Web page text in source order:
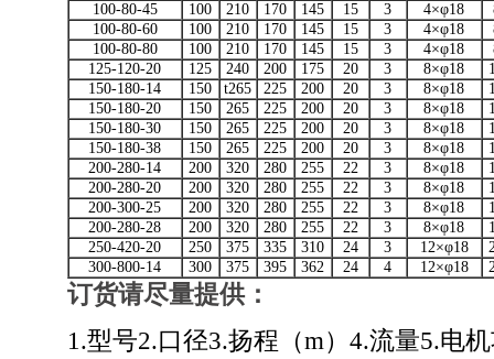
100-80-45
100 210 170 145 15 3 4×φ18
100-80-60
100 210 170 145 15 3 4×φ18
100-80-80
100 210 170 145 15 3 4×φ18
125-120-20
125 240 200 175 20 3 8×φ18
150-180-14
150 t265 225 200 20 3 8×φ18
150-180-20
150 265 225 200 20 3 8×φ18
150-180-30
150 265 225 200 20 3 8×φ18
150-180-38
150 265 225 200 20 3 8×φ18
200-280-14
200 320 280 255 22 3 8×φ18
200-280-20
200 320 280 255 22 3 8×φ18
200-300-25
200 320 280 255 22 3 8×φ18
200-280-28
200 320 280 255 22 3 8×φ18
250-420-20
250 375 335 310 24 3 12×φ18
300-800-14
300 375 395 362 24 4 12×φ18
订货请尽量提供：
1.型号2.口径3.扬程（m）4.流量5.电